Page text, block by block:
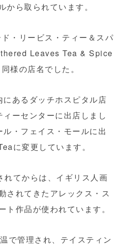
から取られています。
・リービス・ティー＆スパ
Leaves Tea & Spice
様の店名でした。
あるダッチホスピタル店
ーセンターに出店しまし
・フェイス・モールに出
に変更しています。
てからは、イギリス人画
されてきたアレックス・ス
作品が使われています。
で管理され、テイスティン